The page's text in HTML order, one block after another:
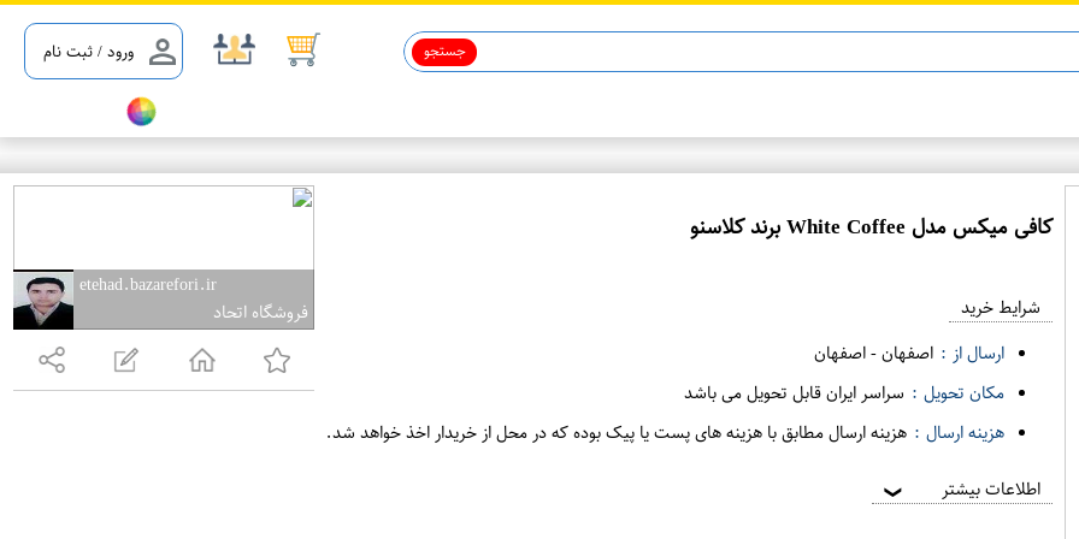
ورود / ثبت نام جستجو
etehad.bazarefori.ir
فروشگاه اتحاد
کافی میکس مدل White Coffee برند کلاسنو
شرایط خرید
ارسال از : اصفهان-اصفهان
مکان تحویل : سراسر ایران قابل تحویل می باشد
هزینه ارسال : هزینه ارسال مطابق با هزینه های پست یا پیک بوده که در محل از خریدار اخذ خواهد شد.
اطلاعات بیشتر ❯